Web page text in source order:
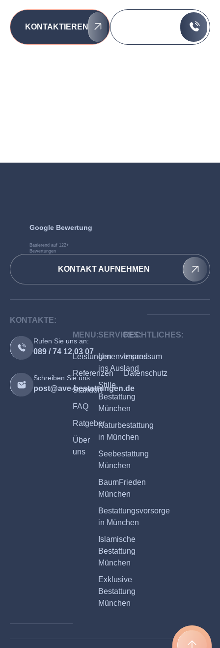
KONTAKTIEREN
Google Bewertung
Basierend auf 122+
Bewertungen
KONTAKT AUFNEHMEN
KONTAKTE:
Rufen Sie uns an:
089 / 74 12 03 07
Schreiben Sie uns:
post@ave-bestattungen.de
MENU:
Leistungen
Referenzen
Standort
FAQ
Ratgeber
Über
uns
SERVICES:
Urnenversand
ins Ausland
Stille
Bestattung
München
Naturbestattung
in München
Seebestattung
München
BaumFrieden
München
Bestattungsvorsorge
in München
Islamische
Bestattung
München
Exklusive
Bestattung
München
RECHTLICHES:
Impressum
Datenschutz